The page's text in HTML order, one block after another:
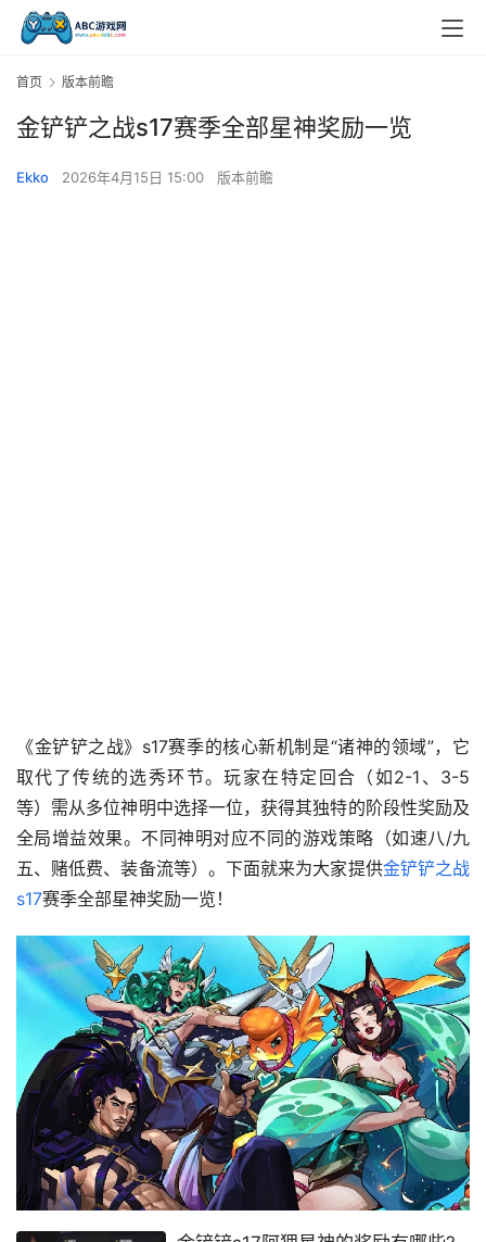
首页 版本前瞻
金铲铲之战s17赛季全部星神奖励一览
Ekko 2026年4月15日 15:00 版本前瞻
《金铲铲之战》s17赛季的核心新机制是“诸神的领域”，它
取代了传统的选秀环节。玩家在特定回合（如2-1、3-5
等）需从多位神明中选择一位，获得其独特的阶段性奖励及
全局增益效果。不同神明对应不同的游戏策略（如速八/九
五、赌低费、装备流等）。下面就来为大家提供金铲铲之战
s17赛季全部星神奖励一览！